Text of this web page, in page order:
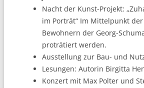
Nacht der Kunst-Projekt:
im Porträt“ Im Mittelpunkt
Bewohnern der Georg-
proträtiert werden.
Ausstellung zur Bau- und
Lesungen: Autorin Birgitta
Konzert mit Max Polter und